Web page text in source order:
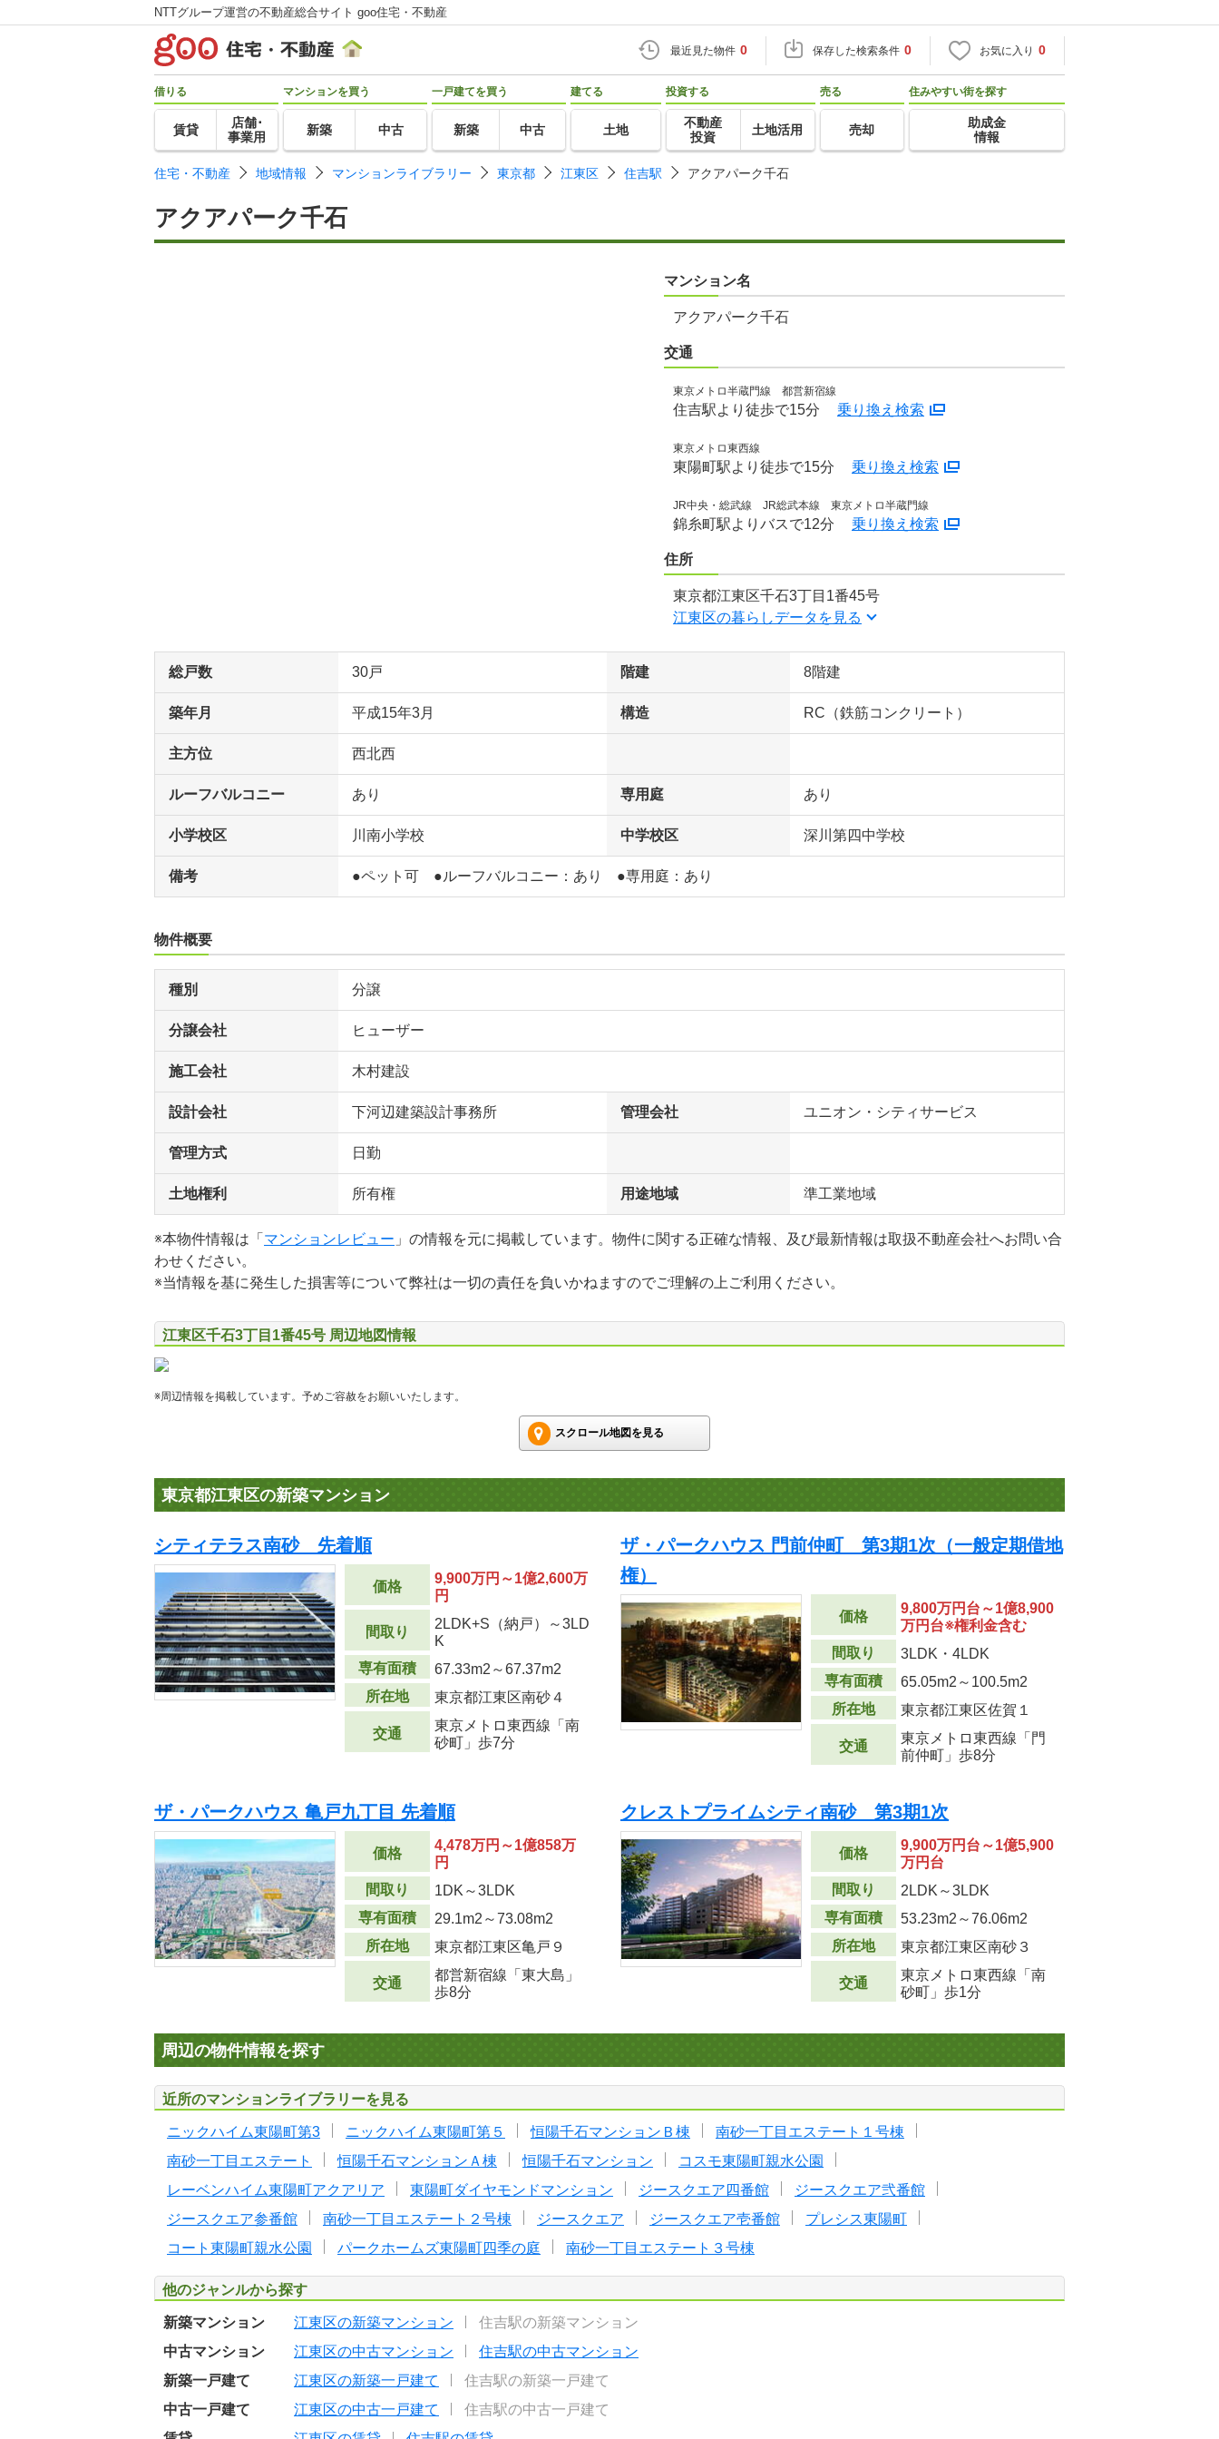
NTTグループ運営の不動産総合サイト goo住宅・不動産
最近見た物件 0 保存した検索条件 0 お気に入り 0
借りる
賃貸
店舗･
事業用
マンションを買う
新築 中古
一戸建てを買う
新築 中古
建てる
土地
投資する
不動産
投資
土地活用
売る
売却
住みやすい街を探す
助成金
情報
住宅・不動産 地域情報 マンションライブラリー 東京都 江東区 住吉駅 アクアパーク千石
アクアパーク千石
マンション名
アクアパーク千石
交通
東京メトロ半蔵門線 都営新宿線
住吉駅より徒歩で15分 乗り換え検索
東京メトロ東西線
東陽町駅より徒歩で15分 乗り換え検索
JR中央・総武線 JR総武本線 東京メトロ半蔵門線
錦糸町駅よりバスで12分 乗り換え検索
住所
東京都江東区千石3丁目1番45号
江東区の暮らしデータを見る
総戸数 30戸 階建 8階建
築年月 平成15年3月 構造 RC（鉄筋コンクリート）
主方位 西北西
ルーフバルコニー あり 専用庭 あり
小学校区 川南小学校 中学校区 深川第四中学校
備考 ●ペット可 ●ルーフバルコニー：あり ●専用庭：あり
物件概要
種別 分譲
分譲会社 ヒューザー
施工会社 木村建設
設計会社 下河辺建築設計事務所 管理会社 ユニオン・シティサービス
管理方式 日勤
土地権利 所有権 用途地域 準工業地域
※本物件情報は「 マンションレビュー 」の情報を元に掲載しています。物件に関する正確な情報、及び最新情報は取扱不動産会社へお問い合
わせください。
※当情報を基に発生した損害等について弊社は一切の責任を負いかねますのでご理解の上ご利用ください。
江東区千石3丁目1番45号 周辺地図情報
※周辺情報を掲載しています。予めご容赦をお願いいたします。
スクロール地図を見る
東京都江東区の新築マンション
シティテラス南砂 先着順
価格
9,900万円～1億2,600万
円
間取り
2LDK+S（納戸）～3LD
K
専有面積
67.33m2 ～67.37m2
所在地
東京都江東区南砂４
交通
東京メトロ東西線「南
砂町」歩7分
ザ・パークハウス 門前仲町 第3期1次（一般定期借地
権）
価格
9,800万円台～1億8,900
万円台※権利金含む
間取り
3LDK・4LDK
専有面積
65.05m2 ～100.5m2
所在地
東京都江東区佐賀１
交通
東京メトロ東西線「門
前仲町」歩8分
ザ・パークハウス 亀戸九丁目 先着順
価格
4,478万円～1億858万
円
間取り
1DK～3LDK
専有面積
29.1m2 ～73.08m2
所在地
東京都江東区亀戸９
交通
都営新宿線「東大島」
歩8分
クレストプライムシティ南砂 第3期1次
価格
9,900万円台～1億5,900
万円台
間取り
2LDK～3LDK
専有面積
53.23m2 ～76.06m2
所在地
東京都江東区南砂３
交通
東京メトロ東西線「南
砂町」歩1分
周辺の物件情報を探す
近所のマンションライブラリーを見る
ニックハイム東陽町第3 ニックハイム東陽町第５ 恒陽千石マンションＢ棟
南砂一丁目エステート１号棟
南砂一丁目エステート
恒陽千石マンションＡ棟 恒陽千石マンション
コスモ東陽町親水公園
レーベンハイム東陽町アクアリア
東陽町ダイヤモンドマンション ジースクエア四番館
ジースクエア弐番館
ジースクエア参番館
南砂一丁目エステート２号棟 ジースクエア ジースクエア壱番館
プレシス東陽町
コート東陽町親水公園
パークホームズ東陽町四季の庭 南砂一丁目エステート３号棟
他のジャンルから探す
新築マンション 江東区の新築マンション
住吉駅の新築マンション
中古マンション
江東区の中古マンション
住吉駅の中古マンション
新築一戸建て
江東区の新築一戸建て
住吉駅の新築一戸建て
中古一戸建て
江東区の中古一戸建て
住吉駅の中古一戸建て